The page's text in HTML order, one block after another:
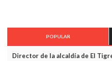
POPULAR
Director de la alcaldía de El